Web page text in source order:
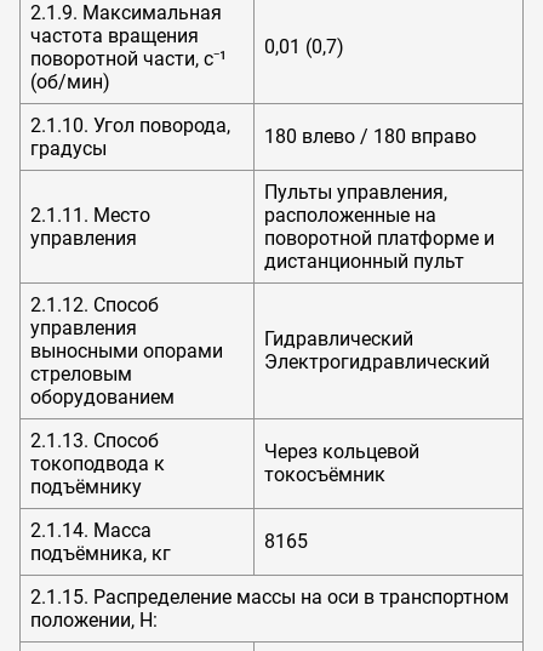
2.1.9. Максимальная
частота вращения
поворотной части, с⁻¹
(об/мин)
0,01 (0,7)
2.1.10. Угол поворода,
градусы
180 влево / 180 вправо
2.1.11. Место
управления
Пульты управления,
расположенные на
поворотной платформе и
дистанционный пульт
2.1.12. Способ
управления
выносными опорами
стреловым
оборудованием
Гидравлический
Электрогидравлический
2.1.13. Способ
токоподвода к
подъёмнику
Через кольцевой
токосъёмник
2.1.14. Масса
подъёмника, кг
8165
2.1.15. Распределение массы на оси в транспортном
положении, H: